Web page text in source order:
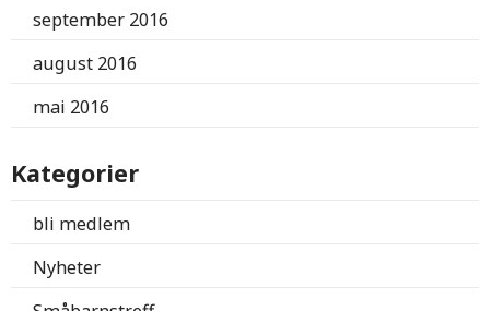
september 2016
august 2016
mai 2016
Kategorier
bli medlem
Nyheter